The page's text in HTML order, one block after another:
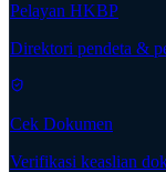
Pelayan HKBP
Direktori pendeta &
Cek Dokumen
Verifikasi keaslian